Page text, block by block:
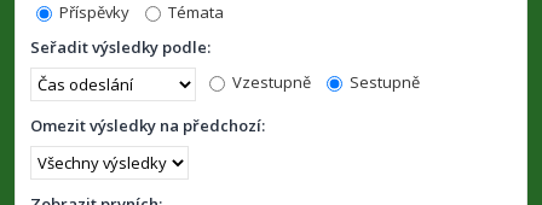
Příspěvky
Témata
Seřadit výsledky podle:
Vzestupně
Sestupně
Omezit výsledky na předchozí: